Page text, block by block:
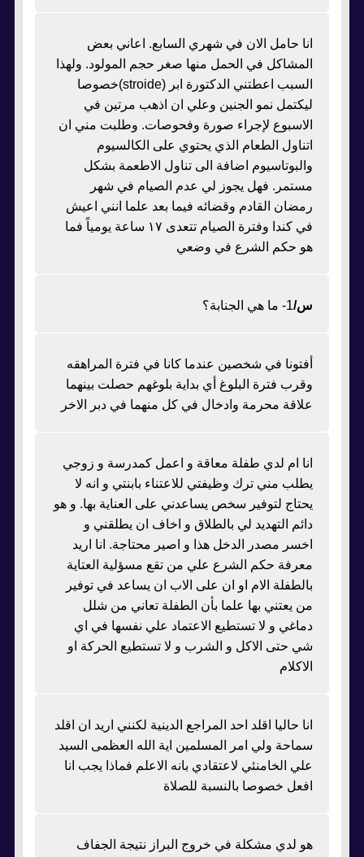
انا حامل الان في شهري السابع. اعاني بعض
المشاكل في الحمل منها صغر حجم المولود. ولهذا
السبب اعطتني الدكتورة ابر (stroide)خصوصا
ليكتمل نمو الجنين وعلي ان اذهب مرتين في
الاسبوع لإجراء صورة وفحوصات. وطلبت مني ان
اتناول الطعام الذي يحتوي على الكالسيوم
والبوتاسيوم اضافة الى تناول الاطعمة بشكل
مستمر. فهل يجوز لي عدم الصيام في شهر
رمضان القادم وقضائه فيما بعد علما انني اعيش
في كندا وفترة الصيام تتعدى ١٧ ساعة يومياً فما
هو حكم الشرع في وضعي
س/1- ما هي الجنابة؟
أفتونا في شخصين عندما كانا في فترة المراهقه
وقرب فترة البلوغ أي بداية بلوغهم حصلت بينهما
علاقة محرمة وادخال في كل منهما في دبر الاخر
انا ام لدي طفلة معاقة و اعمل كمدرسة و زوجي
يطلب مني ترك وظيفتي للاعتناء بابنتي و انه لا
يحتاج لتوفير سخص يساعدني على العناية بها. و هو
دائم التهديد لي بالطلاق و اخاف ان يطلقني و
اخسر مصدر الدخل هذا و اصير محتاجة. انا اريد
معرفة حكم الشرع علي من تقع مسؤلية العتاية
بالطفلة الام او ان على الاب ان يساعد في توفير
من يعتني بها علما بأن الطفلة تعاني من شلل
دماغي و لا تستطيع الاعتماد علي نفسها في اي
شي حتى الاكل و الشرب و لا تستطيع الحركة او
الاكلام
انا حاليا اقلد احد المراجع الدينية لكنني اريد ان اقلد
سماحة ولي امر المسلمين اية الله العظمى السيد
علي الخامنئي لاعتقادي بانه الاعلم فماذا يجب انا
افعل خصوصا بالنسبة للصلاة
هو لدي مشكلة في خروج البراز نتيجة الجفاف